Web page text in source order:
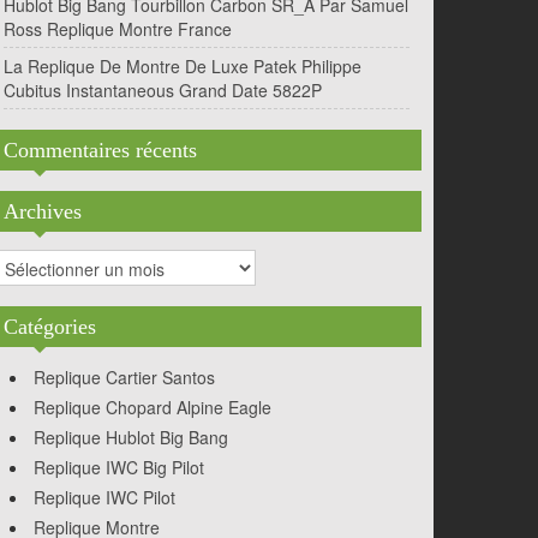
Hublot Big Bang Tourbillon Carbon SR_A Par Samuel
Ross Replique Montre France
La Replique De Montre De Luxe Patek Philippe
Cubitus Instantaneous Grand Date 5822P
Commentaires récents
Archives
Catégories
Replique Cartier Santos
Replique Chopard Alpine Eagle
Replique Hublot Big Bang
Replique IWC Big Pilot
Replique IWC Pilot
Replique Montre